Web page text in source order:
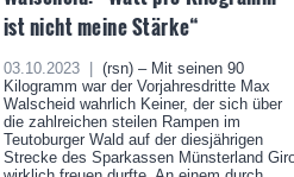
ist nicht meine Stärke“
03.10.2023 |
(rsn) – Mit seinen 90
Kilogramm war der Vorjahresdritte Max
Walscheid wahrlich Keiner, der sich über
die zahlreichen steilen Rampen im
Teutoburger Wald auf der diesjährigen
Strecke des Sparkassen Münsterland